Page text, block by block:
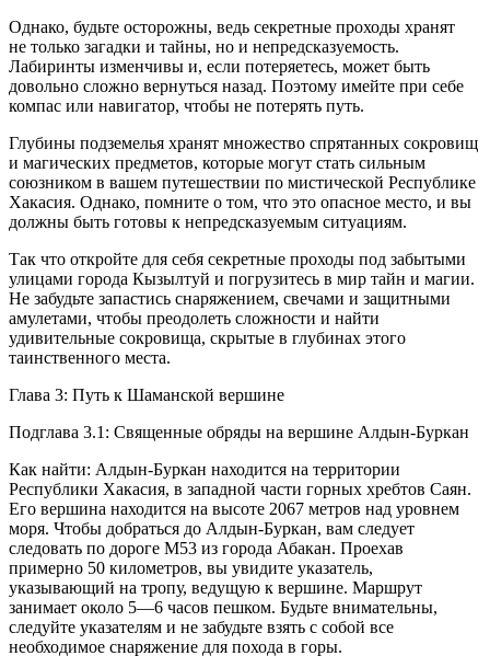
Однако, будьте осторожны, ведь секретные проходы хранят
не только загадки и тайны, но и непредсказуемость.
Лабиринты изменчивы и, если потеряетесь, может быть
довольно сложно вернуться назад. Поэтому имейте при себе
компас или навигатор, чтобы не потерять путь.
Глубины подземелья хранят множество спрятанных сокровищ
и магических предметов, которые могут стать сильным
союзником в вашем путешествии по мистической Республике
Хакасия. Однако, помните о том, что это опасное место, и вы
должны быть готовы к непредсказуемым ситуациям.
Так что откройте для себя секретные проходы под забытыми
улицами города Кызылтуй и погрузитесь в мир тайн и магии.
Не забудьте запастись снаряжением, свечами и защитными
амулетами, чтобы преодолеть сложности и найти
удивительные сокровища, скрытые в глубинах этого
таинственного места.
Глава 3: Путь к Шаманской вершине
Подглава 3.1: Священные обряды на вершине Алдын-Буркан
Как найти: Алдын-Буркан находится на территории
Республики Хакасия, в западной части горных хребтов Саян.
Его вершина находится на высоте 2067 метров над уровнем
моря. Чтобы добраться до Алдын-Буркан, вам следует
следовать по дороге М53 из города Абакан. Проехав
примерно 50 километров, вы увидите указатель,
указывающий на тропу, ведущую к вершине. Маршрут
занимает около 5—6 часов пешком. Будьте внимательны,
следуйте указателям и не забудьте взять с собой все
необходимое снаряжение для похода в горы.